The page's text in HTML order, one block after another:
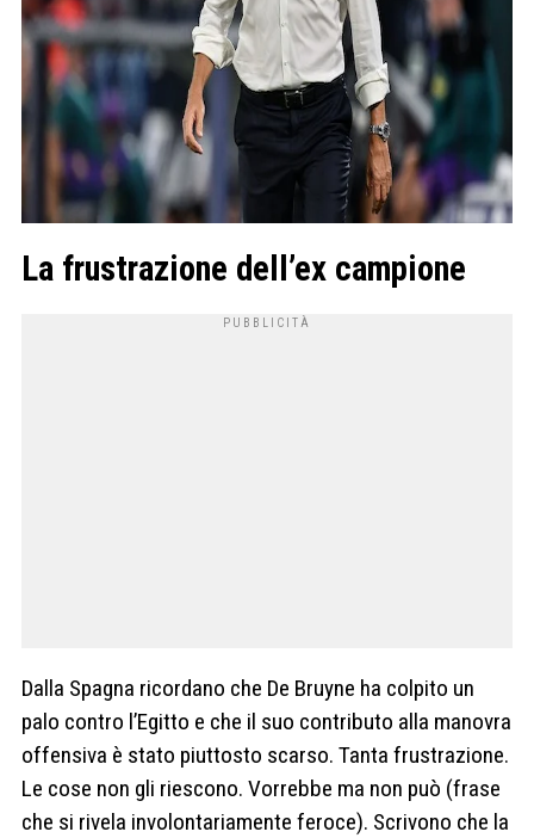
La frustrazione dell’ex campione
Dalla Spagna ricordano che De Bruyne ha colpito un
palo contro l’Egitto e che il suo contributo alla manovra
offensiva è stato piuttosto scarso. Tanta frustrazione.
Le cose non gli riescono. Vorrebbe ma non può (frase
che si rivela involontariamente feroce). Scrivono che la